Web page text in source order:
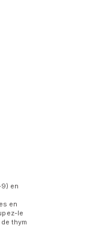
en
en
le
thym